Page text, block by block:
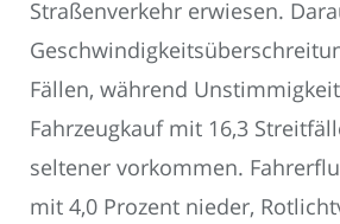
Straßenverkehr erwiesen.
Fällen, während
Fahrzeugkauf mit 16,3
seltener vorkommen.
mit 4,0 Prozent nieder,